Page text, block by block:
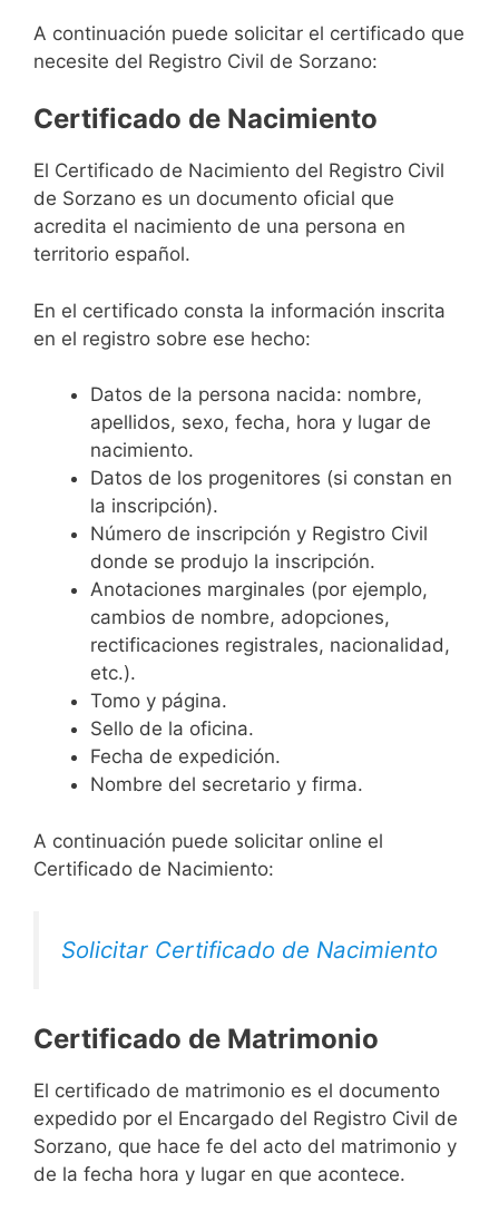
A continuación puede solicitar el certificado que
necesite del Registro Civil de Sorzano:
Certificado de Nacimiento
El Certificado de Nacimiento del Registro Civil
de Sorzano es un documento oficial que
acredita el nacimiento de una persona en
territorio español.
En el certificado consta la información inscrita
en el registro sobre ese hecho:
Datos de la persona nacida: nombre,
apellidos, sexo, fecha, hora y lugar de
nacimiento.
Datos de los progenitores (si constan en
la inscripción).
Número de inscripción y Registro Civil
donde se produjo la inscripción.
Anotaciones marginales (por ejemplo,
cambios de nombre, adopciones,
rectificaciones registrales, nacionalidad,
etc.).
Tomo y página.
Sello de la oficina.
Fecha de expedición.
Nombre del secretario y firma.
A continuación puede solicitar online el
Certificado de Nacimiento:
Solicitar Certificado de Nacimiento
Certificado de Matrimonio
El certificado de matrimonio es el documento
expedido por el Encargado del Registro Civil de
Sorzano, que hace fe del acto del matrimonio y
de la fecha hora y lugar en que acontece.